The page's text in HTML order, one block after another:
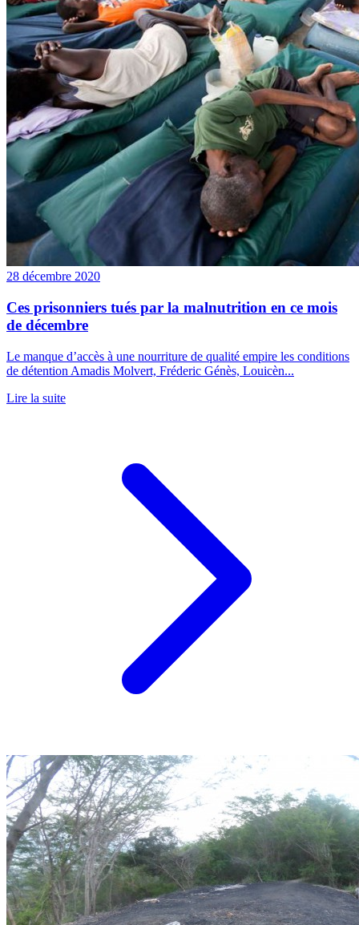
28 décembre 2020
Ces prisonniers tués par la malnutrition en ce mois
de décembre
Le manque d’accès à une nourriture de qualité empire les conditions
de détention Amadis Molvert, Fréderic Génès, Louicèn...
Lire la suite